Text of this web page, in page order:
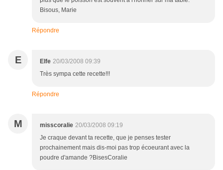
Bisous, Marie
Répondre
E Elfe 20/03/2008 09:39
Très sympa cette recette!!!
Répondre
M misscoralie 20/03/2008 09:19
Je craque devant ta recette, que je penses tester
prochainement mais dis-moi pas trop écoeurant avec la
poudre d'amande ?BisesCoralie